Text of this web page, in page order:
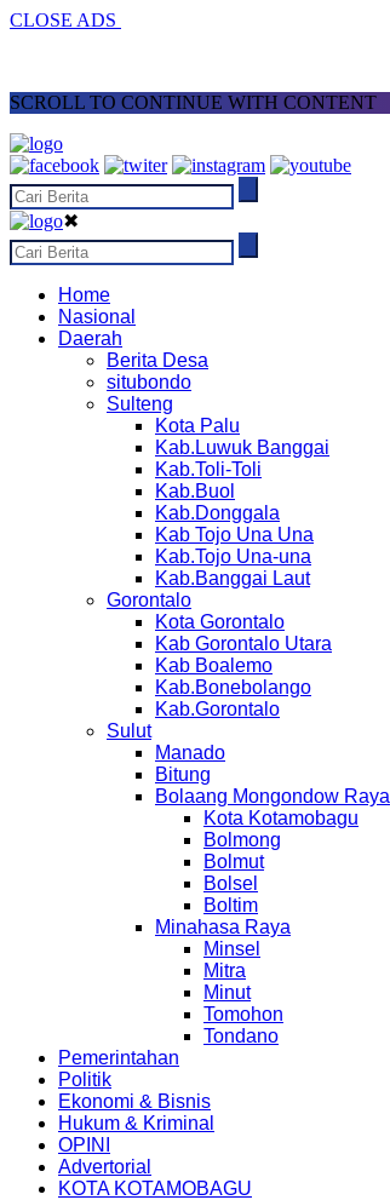
CLOSE ADS
SCROLL TO CONTINUE WITH CONTENT
✖
Home
Nasional
Daerah
Berita Desa
situbondo
Sulteng
Kota Palu
Kab.Luwuk Banggai
Kab.Toli-Toli
Kab.Buol
Kab.Donggala
Kab Tojo Una Una
Kab.Tojo Una-una
Kab.Banggai Laut
Gorontalo
Kota Gorontalo
Kab Gorontalo Utara
Kab Boalemo
Kab.Bonebolango
Kab.Gorontalo
Sulut
Manado
Bitung
Bolaang Mongondow Raya
Kota Kotamobagu
Bolmong
Bolmut
Bolsel
Boltim
Minahasa Raya
Minsel
Mitra
Minut
Tomohon
Tondano
Pemerintahan
Politik
Ekonomi & Bisnis
Hukum & Kriminal
OPINI
Advertorial
KOTA KOTAMOBAGU